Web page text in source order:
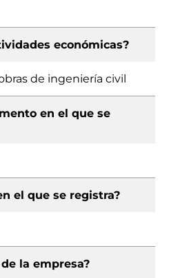
económicas?
de ingeniería civil
en el que se
el que se registra?
la empresa?